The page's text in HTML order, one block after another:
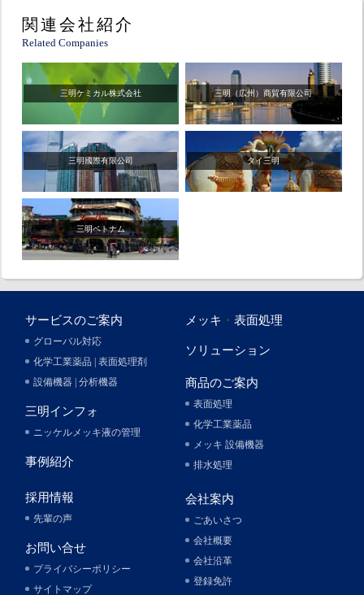
関連会社紹介
Related Companies
三明ケミカル株式会社 三明（広州）商貿有限公司
三明國際有限公司 タイ三明
三明ベトナム
メッキ ・表面処理
サービスのご案内
グローバル対応
化学工業薬品 | 表面処理剤
設備機器 | 分析機器
ソリューション
商品のご案内
表面処理
化学工業薬品
メッキ 設備機器
排水処理
三明インフォ
ニッケルメッキ液の管理
事例紹介
採用情報
先輩の声
会社案内
ごあいさつ
会社概要
会社沿革
登録免許
お問い合せ
プライバシーポリシー
サイトマップ